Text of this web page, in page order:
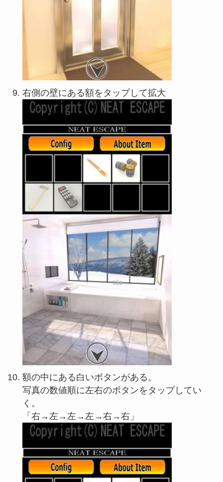
右側の壁にある額をタップして拡大
額の中にある白いボタンがある。
写真の数値順に左右のボタンをタップしてい
く。
「右→左→左→左→右→右」